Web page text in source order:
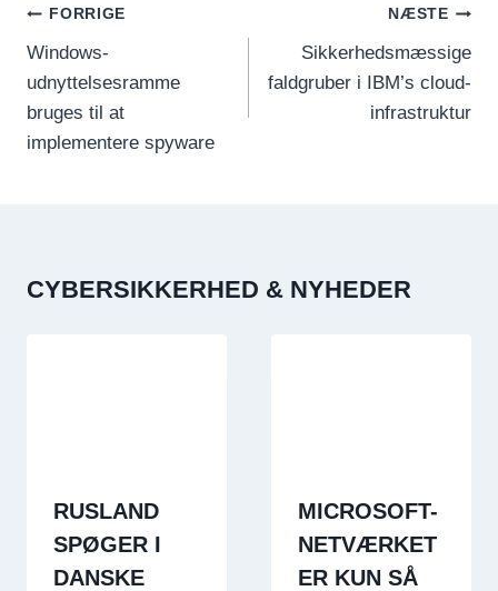
INDLÆGSNAVIGATION
FORRIGE
Windows-
udnyttelsesramme
bruges til at
implementere spyware
NÆSTE
Sikkerhedsmæssige
faldgruber i IBM’s cloud-
infrastruktur
CYBERSIKKERHED & NYHEDER
RUSLAND
SPØGER I
DANSKE
MICROSOFT-
NETVÆRKET
ER KUN SÅ